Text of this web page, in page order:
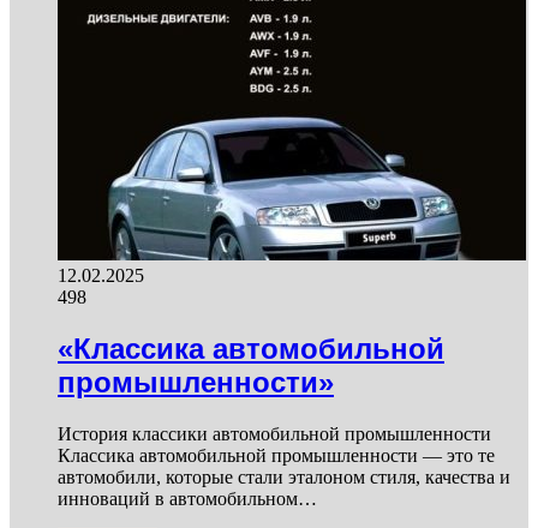
12.02.2025
498
«Классика автомобильной
промышленности»
История классики автомобильной промышленности
Классика автомобильной промышленности — это те
автомобили, которые стали эталоном стиля, качества и
инноваций в автомобильном…